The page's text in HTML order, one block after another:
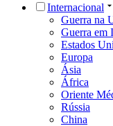
Internacional
Guerra na
Guerra em
Estados
Europa
Ásia
África
Oriente
Rússia
China